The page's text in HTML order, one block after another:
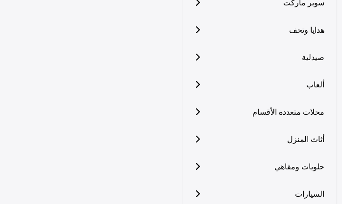
سوبر ماركت
هدايا وتحف
صيدلية
ألعاب
محلات متعددة الأقسام
أثاث المنزل
حلويات ومقاهي
السيارات